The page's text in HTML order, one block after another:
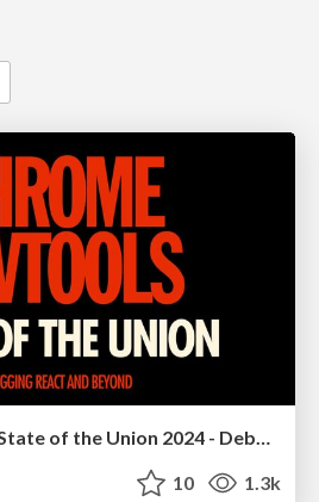
Chrome DevTools: State of the Union 2024 - Debugging React & Beyond
10 1.3k